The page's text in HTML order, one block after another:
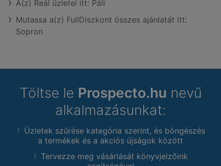
A(z) Reál üzletei itt: Páli
Mutassa a(z) FullDiszkont összes ajánlatát itt:
Sopron
Töltse le Prospecto.hu nevű
alkalmazásunkat:
Üzletek szűrése kategória szerint, és böngészés
a termékek és a akciós újságok között
Tervezze meg vásárlását könyvjelzőink